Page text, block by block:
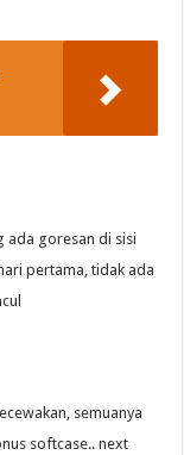
ada goresan di sisi
pertama, tidak ada
semuanya
softcase.. next